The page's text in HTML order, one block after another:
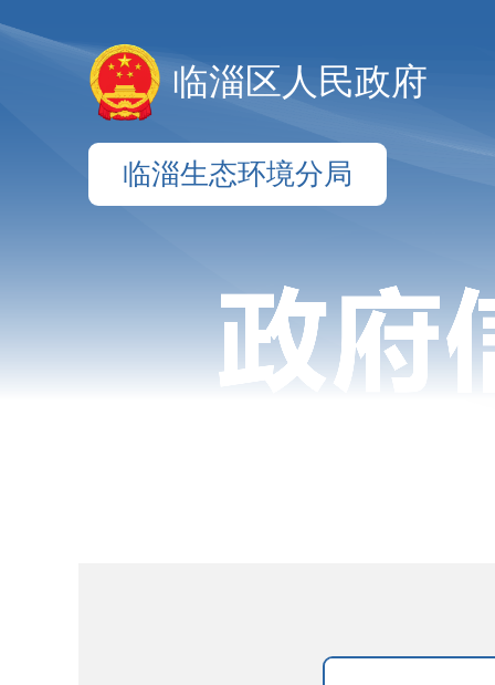
临淄区人民政府
临淄生态环境分局